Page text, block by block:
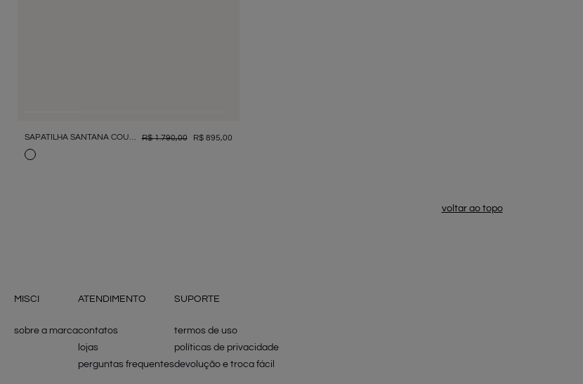
SAPATILHA SANTANA COURO R$ 1.790,00 R$ 895,00
voltar ao topo
MISCI
sobre a marca
ATENDIMENTO
contatos
lojas
perguntas frequentes
SUPORTE
termos de uso
políticas de privacidade
devolução e troca fácil